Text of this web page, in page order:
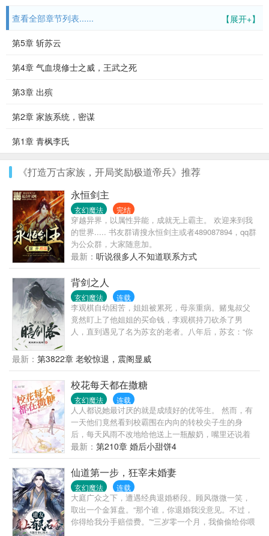
【展开+】
查看全部章节列表......
第5章 斩苏云
第4章 气血境修士之威，王武之死
第3章 出殡
第2章 家族系统，密谋
第1章 青枫李氏
《打造万古家族，开局奖励极道帝兵》推荐
永恒剑主
玄幻魔法 完结
穿越异界，以属性异能，成就无上霸主。 欢迎来到我
的世界..... 书友群请搜永恒剑主或者489087894，qq群
为公众群，大家随意加。
最新： 听说很多人不知道联系方式
背剑之人
玄幻魔法 连载
李观棋自幼困苦，姐姐被累死，母亲重病。赌鬼叔父
竟然盯上了他姐姐的买命钱，李观棋持刀砍杀了男
人，直到遇见了名为苏玄的老者。八年后，苏玄：“你
秘剑匣，苏玄却管这剑匣叫剑棺。少年不解。“去
哪？”老者微微一笑，嘴里却说道：“爱哪去哪去，老子
都八年没有红尘炼心了！！”自此，心怀鸿鹄之志的少
年郎一脚踏入腥风血雨的修真界！
最新： 第3822章 老蛟惊退，震阁显威
校花每天都在撒糖
玄幻魔法 连载
人人都说她最讨厌的就是成绩好的优等生。 然而，有
一天他们竟然看到校霸围在内向的转校尖子生的身
后，每天风雨不改地给他送上一瓶酸奶，嘴里还说着
让人脸红心跳的土味情话。 众人擦了擦自己的狗眼：
这还是他们认识的校霸吗？ 片段一： 某天，倪伊一在
放学的路上拦住了夏曌。 “书呆子，最近有谣言说我喜
欢你。” “我要澄清一下，那不是谣言。” 片段二： 在升
旗台上，倪伊一作为成绩进步最大的学生在全校师生
面前分享心得，在演讲结束后，她忽然神色一变，捂
着心口，惊讶地问道，“刚刚是地震了吗？” 底下的师
生皆是错愕地互相对视，刚刚有地震吗？ 此时，台上
最新： 第210章 婚后小甜饼4
仙道第一步，狂宰未婚妻
玄幻魔法 连载
大庭广众之下，遭遇经典退婚桥段。顾风微微一笑，
取出一个金算盘。“那个谁，你退婚我没意见。不过，
你得给我分手赔偿费。”“三岁零一个月，我偷偷给你喂